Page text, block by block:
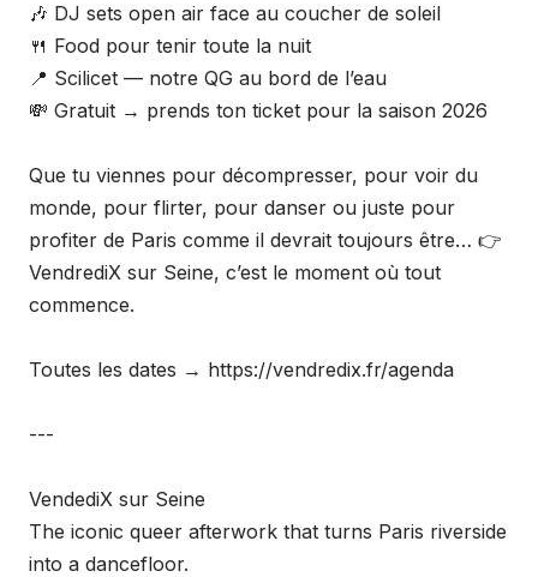
🎶 DJ sets open air face au coucher de soleil
🍴 Food pour tenir toute la nuit
📍 Scilicet — notre QG au bord de l’eau
💸 Gratuit → prends ton ticket pour la saison 2026
Que tu viennes pour décompresser, pour voir du
monde, pour flirter, pour danser ou juste pour
profiter de Paris comme il devrait toujours être… 👉
VendrediX sur Seine, c’est le moment où tout
commence.
Toutes les dates → https://vendredix.fr/agenda
---
VendediX sur Seine
The iconic queer afterwork that turns Paris riverside
into a dancefloor.